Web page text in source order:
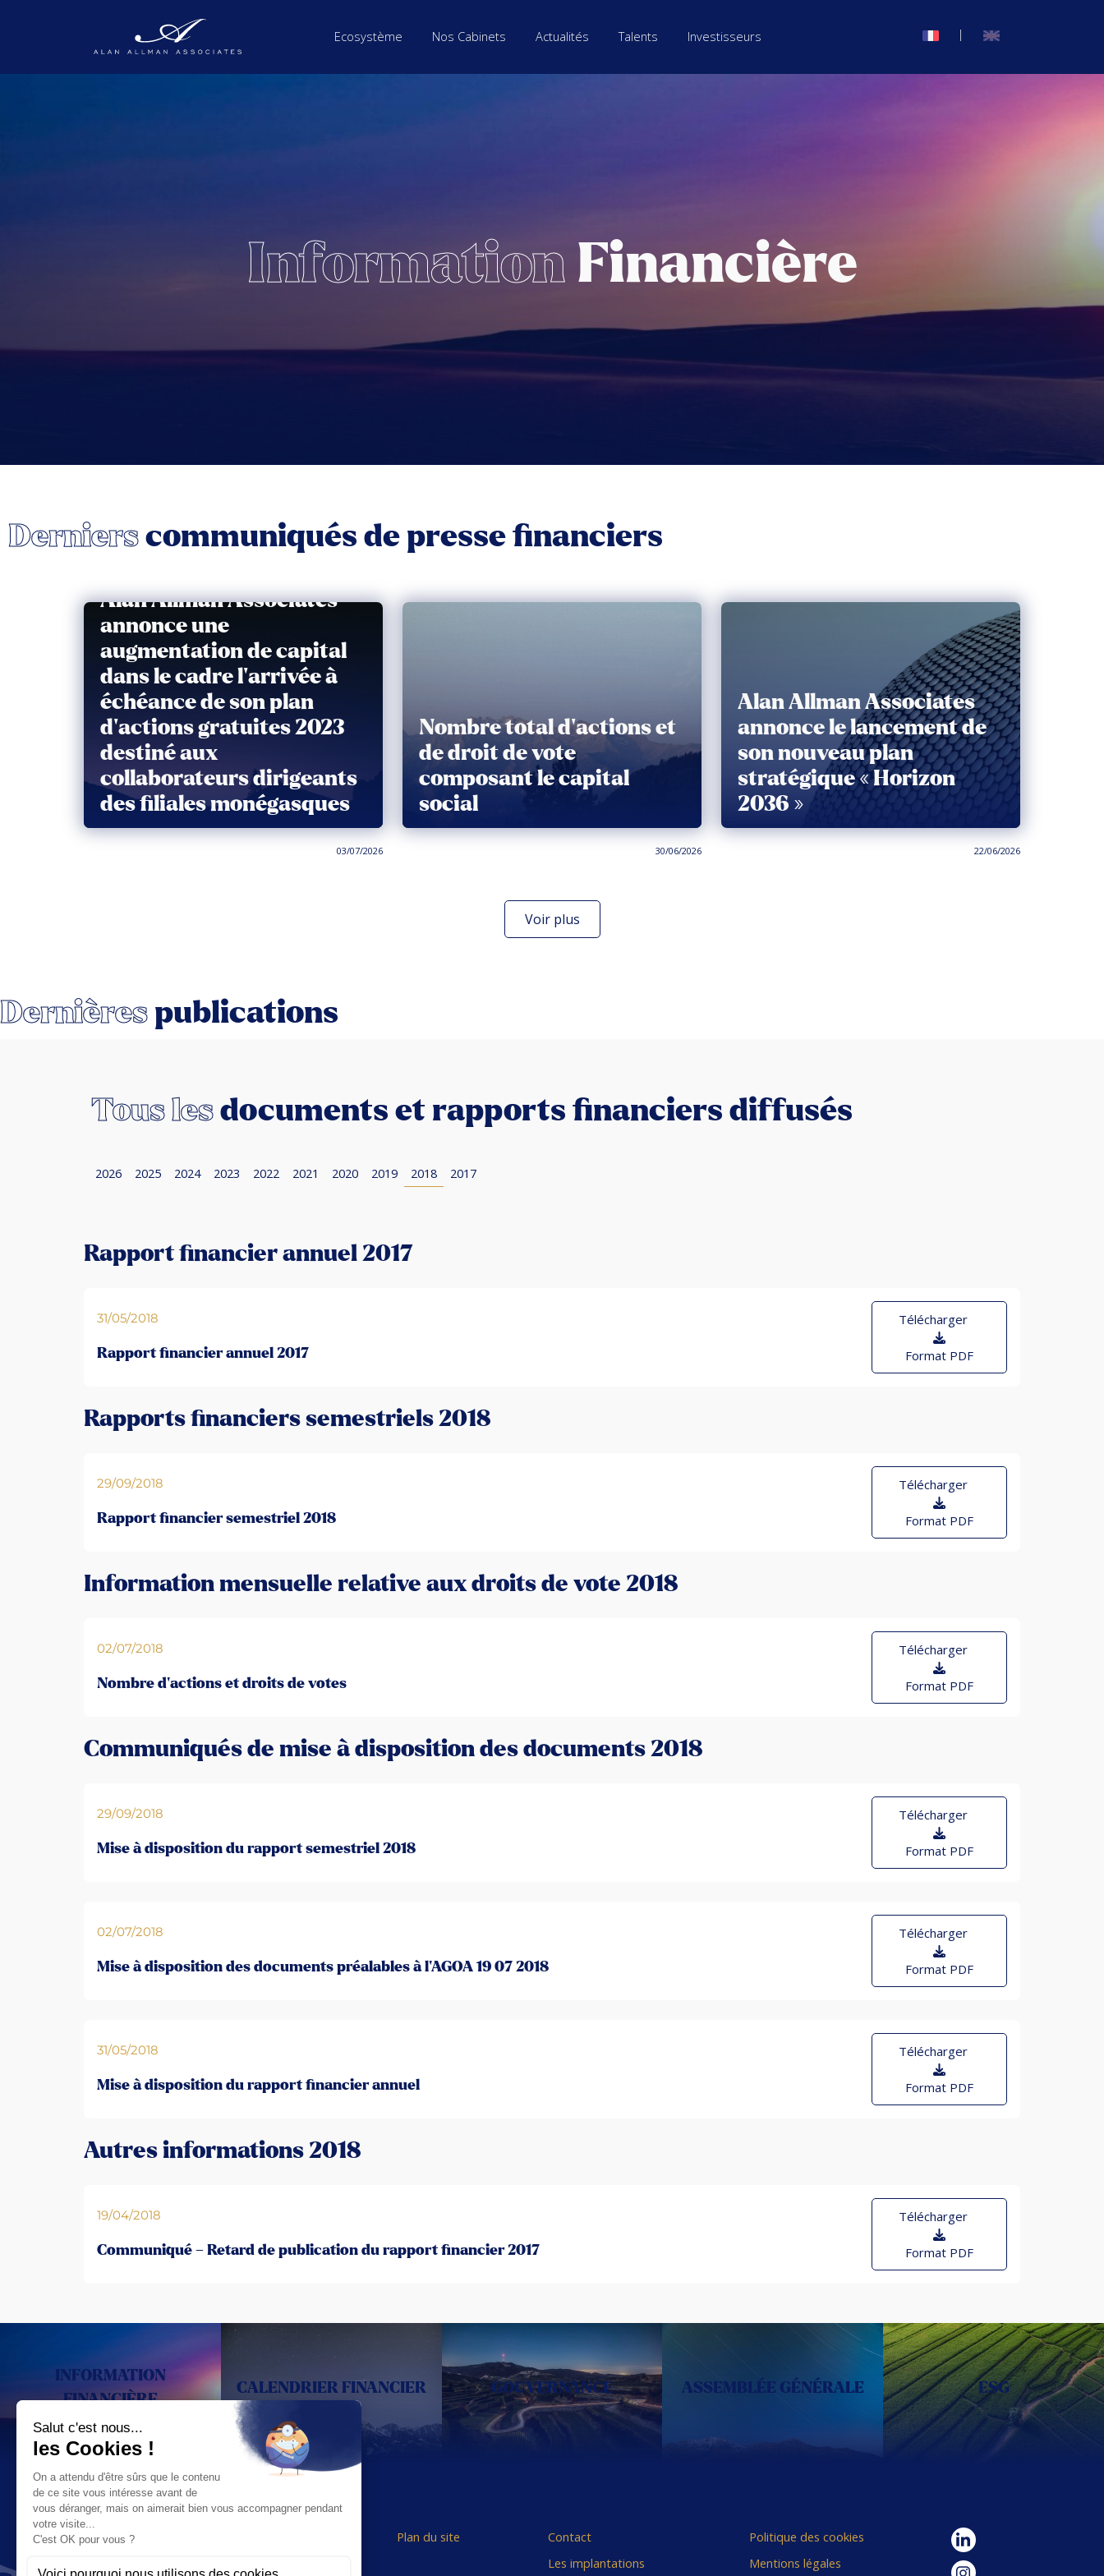
Ecosystème Nos Cabinets Actualités Talents Investisseurs |
InformationFinancière
Derniers communiqués de presse financiers
Alan Allman Associates
annonce une
augmentation de capital
dans le cadre l’arrivée à
échéance de son plan
d’actions gratuites 2023
destiné aux
collaborateurs dirigeants
des filiales monégasques
03/07/2026
Nombre total d’actions et
de droit de vote
composant le capital
social
30/06/2026
Alan Allman Associates
annonce le lancement de
son nouveau plan
stratégique « Horizon
2036 »
22/06/2026
Voir plus
Dernières publications
Tous les documents et rapports financiers diffusés
2026 2025 2024 2023 2022 2021 2020 2019 2018 2017
Rapport financier annuel 2017
31/05/2018
Rapport financier annuel 2017
Télécharger
Format PDF
Rapports financiers semestriels 2018
29/09/2018
Rapport financier semestriel 2018
Télécharger
Format PDF
Information mensuelle relative aux droits de vote 2018
02/07/2018
Nombre d’actions et droits de votes
Télécharger
Format PDF
Communiqués de mise à disposition des documents 2018
29/09/2018
Mise à disposition du rapport semestriel 2018
Télécharger
Format PDF
02/07/2018
Mise à disposition des documents préalables à l’AGOA 19 07 2018
Télécharger
Format PDF
31/05/2018
Mise à disposition du rapport financier annuel
Télécharger
Format PDF
Autres informations 2018
19/04/2018
Communiqué – Retard de publication du rapport financier 2017
Télécharger
Format PDF
INFORMATION
FINANCIÈRE
CALENDRIER FINANCIER GOUVERNANCE ASSEMBLÉE GÉNÉRALE ESG
Plan du site
Contact
Les implantations
Politique des cookies
Mentions légales